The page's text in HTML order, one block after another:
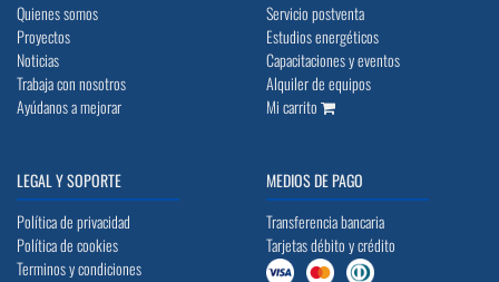
Quienes somos
Proyectos
Noticias
Trabaja con nosotros
Ayúdanos a mejorar
Servicio postventa
Estudios energéticos
Capacitaciones y eventos
Alquiler de equipos
Mi carrito
LEGAL Y SOPORTE
Política de privacidad
Política de cookies
Terminos y condiciones
MEDIOS DE PAGO
Transferencia bancaria
Tarjetas débito y crédito